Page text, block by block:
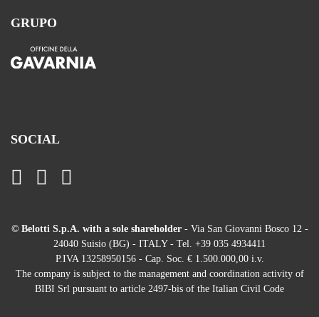
GRUPO
SOCIAL
© Belotti S.p.A. with a sole shareholder- Via San Giovanni Bosco 12 -
24040 Suisio (BG) - ITALY - Tel. +39 035 4934411
P.IVA 13258950156 - Cap. Soc. € 1.500.000,00 i.v.
The company is subject to the management and coordination activity of
BIBI Srl pursuant to article 2497-bis of the Italian Civil Code